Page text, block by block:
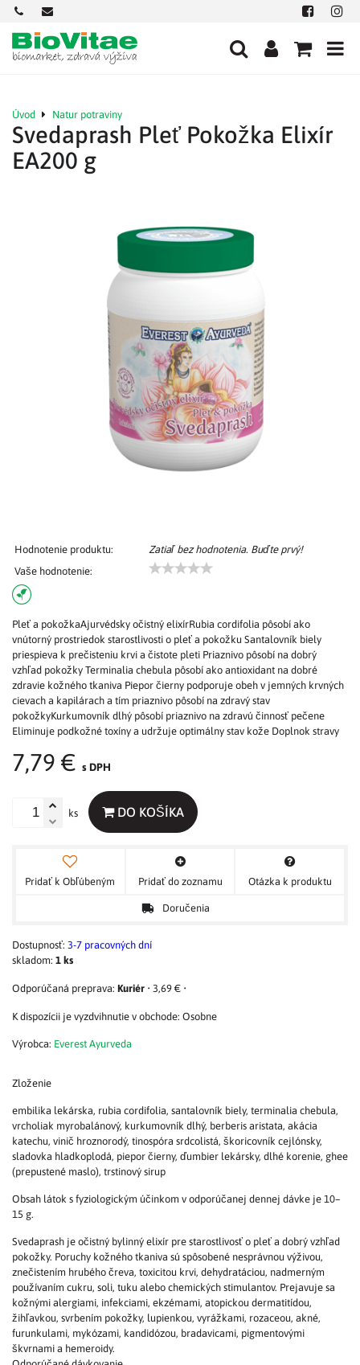
+421
901
712
584
office@biovitae.sk Facebook
Úvod Natur potraviny
Svedaprash Pleť Pokožka Elixír
EA200 g
Hodnotenie produktu:
Zatiaľ bez hodnotenia. Buďte prvý!
Vaše hodnotenie:
Pleť a pokožkaAjurvédsky očistný elixírRubia cordifolia pôsobí ako
vnútorný prostriedok starostlivosti o pleť a pokožku Santalovník biely
priespieva k prečisteniu krvi a čistote pleti Priaznivo pôsobí na dobrý
vzhľad pokožky Terminalia chebula pôsobí ako antioxidant na dobré
zdravie kožného tkaniva Piepor čierny podporuje obeh v jemných krvných
cievach a kapilárach a tím priaznivo pôsobí na zdravý stav
pokožkyKurkumovník dlhý pôsobí priaznivo na zdravú činnosť pečene
Eliminuje podkožné toxíny a udržuje optimálny stav kože Doplnok stravy
7,79 € s DPH
ks DO KOŠÍKA
Pridať k Obľúbeným Pridať do zoznamu Otázka k produktu
Doručenia
Dostupnosť: 3-7 pracovných dní
skladom: 1 ks
Kuriér • 3,69 € •
Osobne
Výrobca: Everest Ayurveda
Zloženie
embilika lekárska, rubia cordifolia, santalovník biely, terminalia chebula,
vrcholiak myrobalánový, kurkumovník dlhý, berberis aristata, akácia
katechu, vinič hroznorodý, tinospóra srdcolistá, škoricovník cejlónsky,
sladovka hladkoplodá, piepor čierny, ďumbier lekársky, dlhé korenie, ghee
(prepustené maslo), trstinový sirup
Obsah látok s fyziologickým účinkom v odporúčanej dennej dávke je 10–
15 g.
Svedaprash je očistný bylinný elixír pre starostlivosť o pleť a dobrý vzhľad
pokožky. Poruchy kožného tkaniva sú spôsobené nesprávnou výživou,
znečistením hrubého čreva, toxicitou krvi, dehydratáciou, nadmerným
používaním cukru, soli, tuku alebo chemických stimulantov. Prejavuje sa
kožnými alergiami, infekciami, ekzémami, atopickou dermatitídou,
žihľavkou, svrbením pokožky, lupienkou, vyrážkami, rozaceou, akné,
furunkulami, mykózami, kandidózou, bradavicami, pigmentovými
škvrnami a hemeroidy.